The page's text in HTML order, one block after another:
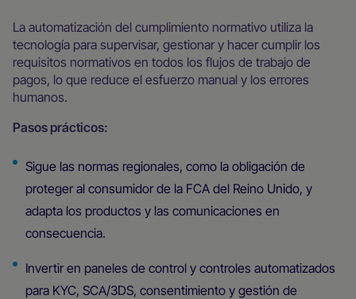
La automatización del cumplimiento normativo utiliza la
tecnología para supervisar, gestionar y hacer cumplir los
requisitos normativos en todos los flujos de trabajo de
pagos, lo que reduce el esfuerzo manual y los errores
humanos.
Pasos prácticos:
Sigue las normas regionales, como la obligación de
proteger al consumidor de la FCA del Reino Unido, y
adapta los productos y las comunicaciones en
consecuencia.
Invertir en paneles de control y controles automatizados
para KYC, SCA/3DS, consentimiento y gestión de